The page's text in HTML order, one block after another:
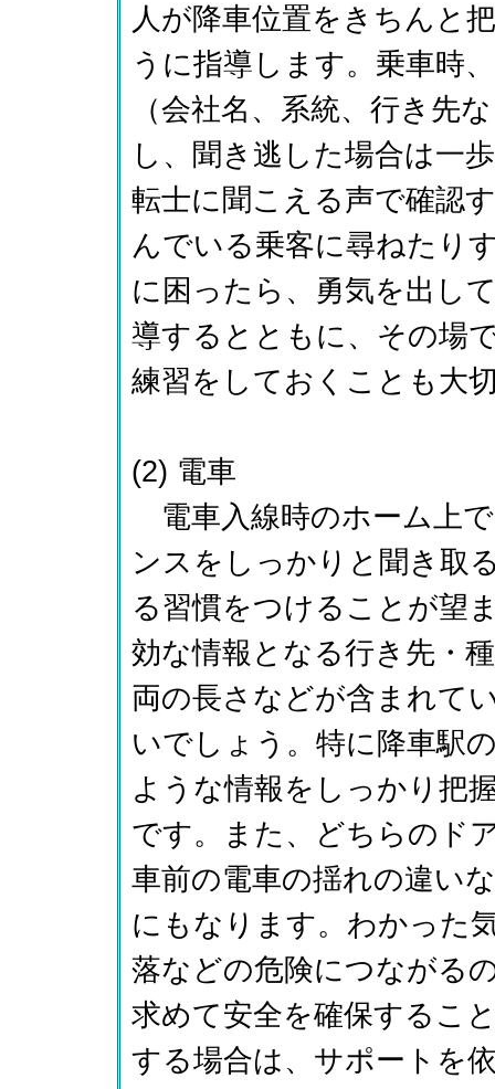
人が降車位置をきちんと
うに指導します。乗車時
（会社名、系統、行き先
し、聞き逃した場合は一
転士に聞こえる声で確認
んでいる乗客に尋ねたり
に困ったら、勇気を出し
導するとともに、その場
練習をしておくことも大
(2) 電車
電車入線時のホーム上
ンスをしっかりと聞き取
る習慣をつけることが望
効な情報となる行き先・
両の長さなどが含まれて
いでしょう。特に降車駅
ような情報をしっかり把
です。また、どちらのド
車前の電車の揺れの違い
にもなります。わかった
落などの危険につながる
求めて安全を確保するこ
する場合は、サポートを